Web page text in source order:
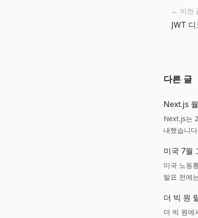
← 이전
다른 글
Next.js
Next.js는
내했습니
미국 7월
미국 노동
발표 전에
더 빅 원
더 빅 원에